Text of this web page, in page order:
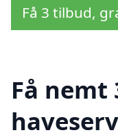
Få 3 tilbud,
Få